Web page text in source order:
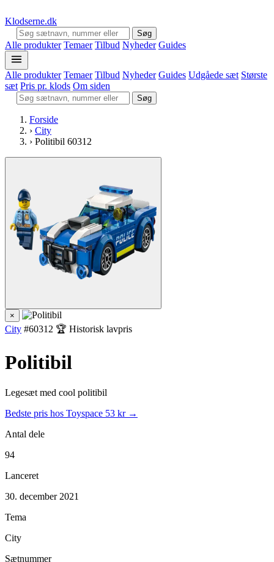
Klodserne.dk
Søg
Alle produkter Temaer Tilbud Nyheder Guides
Alle produkter Temaer Tilbud Nyheder Guides Udgåede sæt Største
sæt Pris pr. klods Om siden
Søg
Forside
› City
› Politibil 60312
×
City #60312 🏆 Historisk lavpris
Politibil
Legesæt med cool politibil
Bedste pris hos Toyspace 53 kr →
Antal dele
94
Lanceret
30. december 2021
Tema
City
Sætnummer